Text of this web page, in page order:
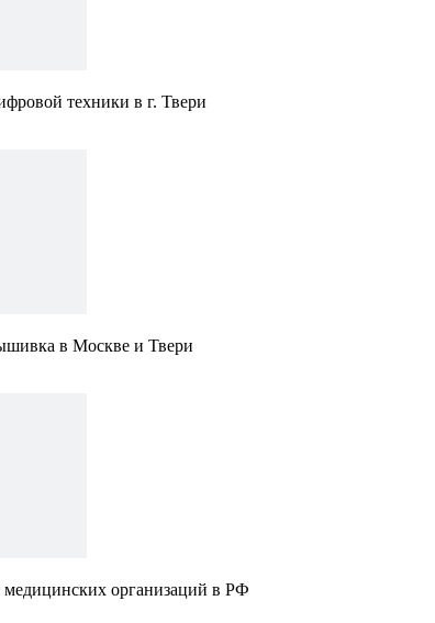
техники в г. Твери
в Москве и Твери
организаций в РФ